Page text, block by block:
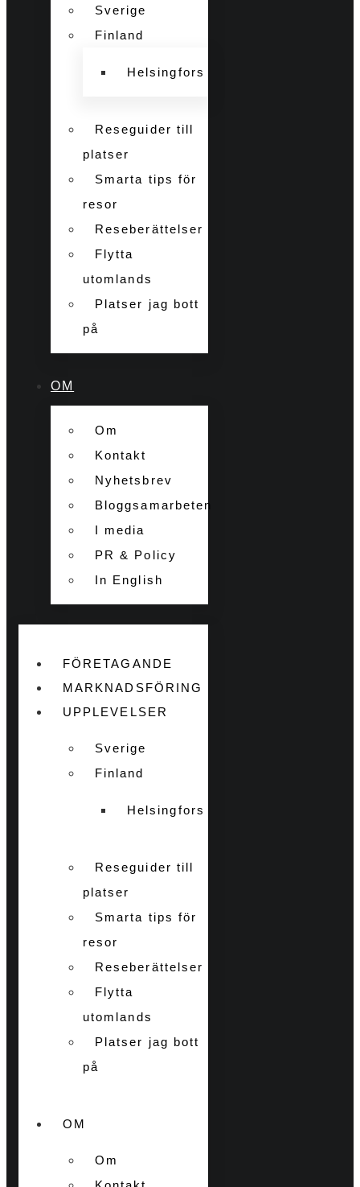
Sverige
Finland
Helsingfors
Reseguider till
platser
Smarta tips för
resor
Reseberättelser
Flytta
utomlands
Platser jag bott
på
OM
Om
Kontakt
Nyhetsbrev
Bloggsamarbeten
I media
PR & Policy
In English
FÖRETAGANDE
MARKNADSFÖRING
UPPLEVELSER
Sverige
Finland
Helsingfors
Reseguider till
platser
Smarta tips för
resor
Reseberättelser
Flytta
utomlands
Platser jag bott
på
OM
Om